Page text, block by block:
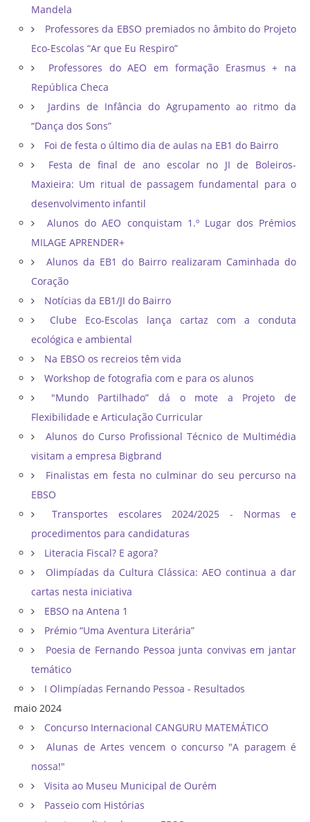
Mandela
Professores da EBSO premiados no âmbito do Projeto
Eco-Escolas “Ar que Eu Respiro”
Professores do AEO em formação Erasmus + na
República Checa
Jardins de Infância do Agrupamento ao ritmo da
“Dança dos Sons”
Foi de festa o último dia de aulas na EB1 do Bairro
Festa de final de ano escolar no JI de Boleiros-
Maxieira: Um ritual de passagem fundamental para o
desenvolvimento infantil
Alunos do AEO conquistam 1.º Lugar dos Prémios
MILAGE APRENDER+
Alunos da EB1 do Bairro realizaram Caminhada do
Coração
Notícias da EB1/JI do Bairro
Clube Eco-Escolas lança cartaz com a conduta
ecológica e ambiental
Na EBSO os recreios têm vida
Workshop de fotografia com e para os alunos
"Mundo Partilhado” dá o mote a Projeto de
Flexibilidade e Articulação Curricular
Alunos do Curso Profissional Técnico de Multimédia
visitam a empresa Bigbrand
Finalistas em festa no culminar do seu percurso na
EBSO
Transportes escolares 2024/2025 - Normas e
procedimentos para candidaturas
Literacia Fiscal? E agora?
Olimpíadas da Cultura Clássica: AEO continua a dar
cartas nesta iniciativa
EBSO na Antena 1
Prémio “Uma Aventura Literária”
Poesia de Fernando Pessoa junta convivas em jantar
temático
I Olimpíadas Fernando Pessoa - Resultados
maio 2024
Concurso Internacional CANGURU MATEMÁTICO
Alunas de Artes vencem o concurso "A paragem é
nossa!"
Visita ao Museu Municipal de Ourém
Passeio com Histórias